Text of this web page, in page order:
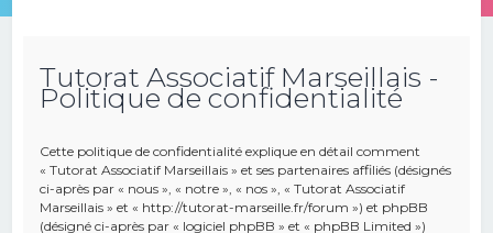
Tutorat Associatif Marseillais -
Politique de confidentialité
Cette politique de confidentialité explique en détail comment
« Tutorat Associatif Marseillais » et ses partenaires affiliés (désignés
ci-après par « nous », « notre », « nos », « Tutorat Associatif
Marseillais » et « http://tutorat-marseille.fr/forum ») et phpBB
(désigné ci-après par « logiciel phpBB » et « phpBB Limited »)